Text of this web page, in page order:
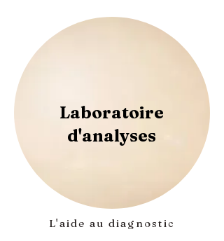
Laboratoire
d'analyses
L'aide au diagnostic